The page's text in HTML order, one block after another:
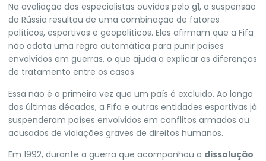
Na avaliação dos especialistas ouvidos pelo g1, a suspensão
da Rússia resultou de uma combinação de fatores
políticos, esportivos e geopolíticos. Eles afirmam que a Fifa
não adota uma regra automática para punir países
envolvidos em guerras, o que ajuda a explicar as diferenças
de tratamento entre os casos
Essa não é a primeira vez que um país é excluido. Ao longo
das últimas décadas, a Fifa e outras entidades esportivas já
suspenderam países envolvidos em conflitos armados ou
acusados de violações graves de direitos humanos.
Em 1992, durante a guerra que acompanhou a dissolução